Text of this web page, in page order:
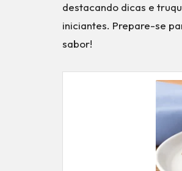
destacando dicas e
iniciantes. Prepare-se
sabor!